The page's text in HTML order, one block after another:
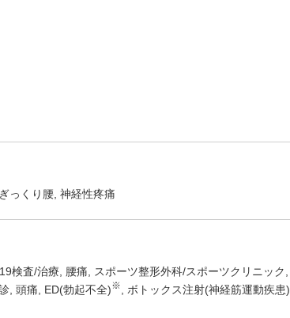
ぎっくり腰 神経性疼痛
検査/治療 腰痛 スポーツ整形外科/スポーツクリニック
頭痛 ED(勃起不全)※
ボトックス注射(神経筋運動疾患)